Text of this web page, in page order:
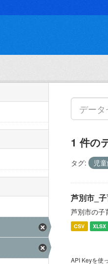
1 件の
タグ: 児
芦別市_
芦別市の子
CSV XLSX
API Keyを使